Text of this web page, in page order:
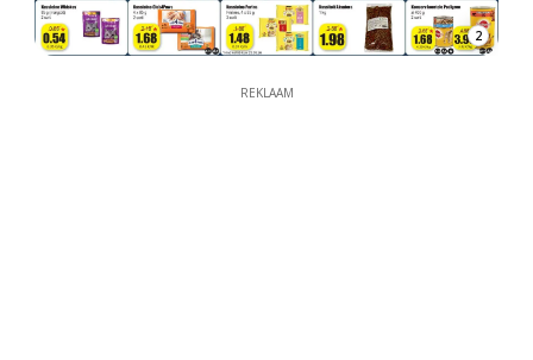
2
REKLAAM